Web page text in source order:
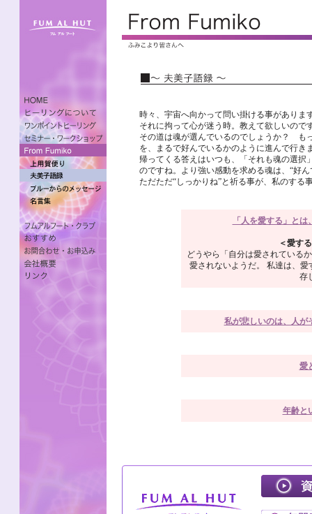
時々、宇宙へ向かって問い掛ける事がありま
それに拘って心が迷う時。教えて欲しいので
その道は魂が選んでいるのでしょうか？ も
を、まるで好んでいるかのように進んで行き
帰ってくる答えはいつも、「それも魂の選
のですね。より強い感動を求める魂は、“好
ただただ“しっかりね”と祈る事が、私のする
「人を愛する」と
＜愛す
どうやら「自分は愛されている
愛されないようだ。 私達は、
存
私が悲しいのは、人が
愛
年齢と